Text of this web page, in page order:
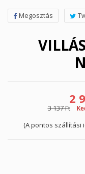
Megosztás
2
3 137 Ft
(A pontos szállítási